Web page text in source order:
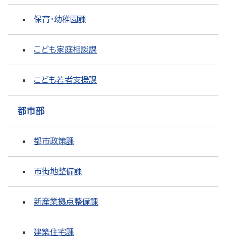
保育・幼稚園課
こども家庭相談課
こども若者支援課
都市部
都市政策課
市街地整備課
新産業拠点整備課
建築住宅課